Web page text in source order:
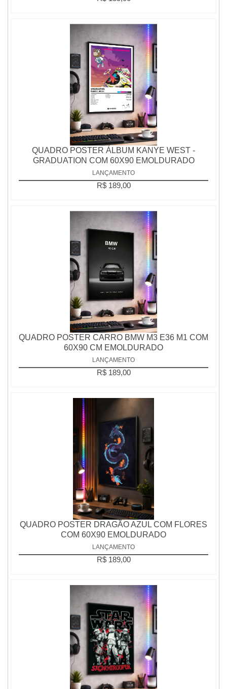
QUADRO POSTER ÁLBUM KANYE WEST -
GRADUATION COM 60X90 EMOLDURADO
LANÇAMENTO
R$ 189,00
QUADRO POSTER CARRO BMW M3 E36 M1 COM
60X90 CM EMOLDURADO
LANÇAMENTO
R$ 189,00
QUADRO POSTER DRAGÃO AZUL COM FLORES
COM 60X90 EMOLDURADO
LANÇAMENTO
R$ 189,00